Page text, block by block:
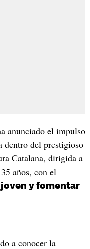
anunciado el impulso
dentro del prestigioso
Catalana, dirigida a
años, con el
y fomentar
a conocer la